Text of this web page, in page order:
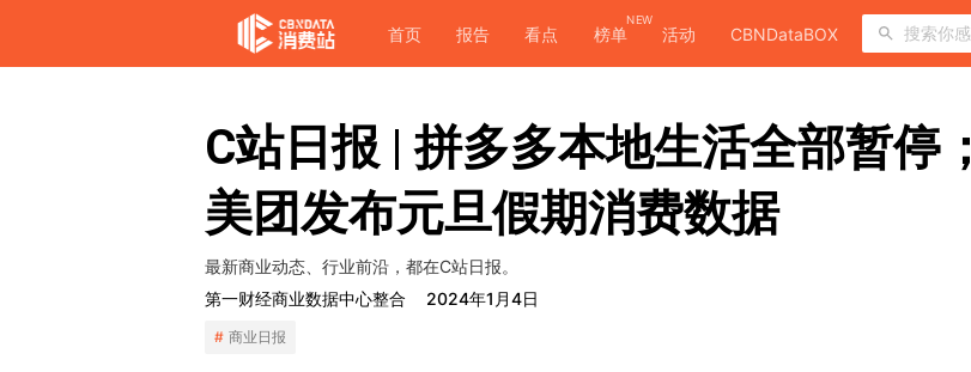
首页 报告 看点 榜单
NEW
活动 CBNDataBOX
C站日报 | 拼多多本地生活全部暂停；
美团发布元旦假期消费数据
最新商业动态、行业前沿，都在C站日报。
第一财经商业数据中心整合
2024年1月4日
商业日报